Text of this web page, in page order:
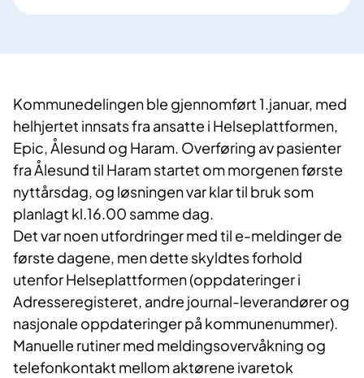
Kommunedelingen ble gjennomført 1.januar, med
helhjertet innsats fra ansatte i Helseplattformen,
Epic, Ålesund og Haram. Overføring av pasienter
fra Ålesund til Haram startet om morgenen første
nyttårsdag, og løsningen var klar til bruk som
planlagt kl.16.00 samme dag.
Det var noen utfordringer med til e-meldinger de
første dagene, men dette skyldtes forhold
utenfor Helseplattformen (oppdateringer i
Adresseregisteret, andre journal-leverandører og
nasjonale oppdateringer på kommunenummer).
Manuelle rutiner med meldingsovervåkning og
telefonkontakt mellom aktørene ivaretok